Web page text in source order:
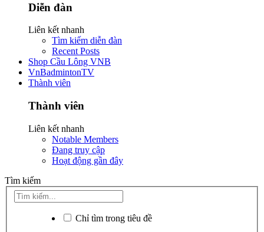
Diễn đàn
Liên kết nhanh
Tìm kiếm diễn đàn
Recent Posts
Shop Cầu Lông VNB
VnBadmintonTV
Thành viên
Thành viên
Liên kết nhanh
Notable Members
Đang truy cập
Hoạt động gần đây
Tìm kiếm
Chỉ tìm trong tiêu đề